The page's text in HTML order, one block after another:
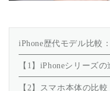
iPhone歴代モデル比較
【1】iPhoneシリーズ
【2】スマホ本体の比較